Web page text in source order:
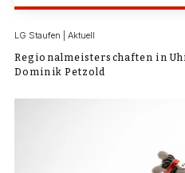
LG Staufen | Aktuell
Regionalmeisterschaften in
Dominik Petzold